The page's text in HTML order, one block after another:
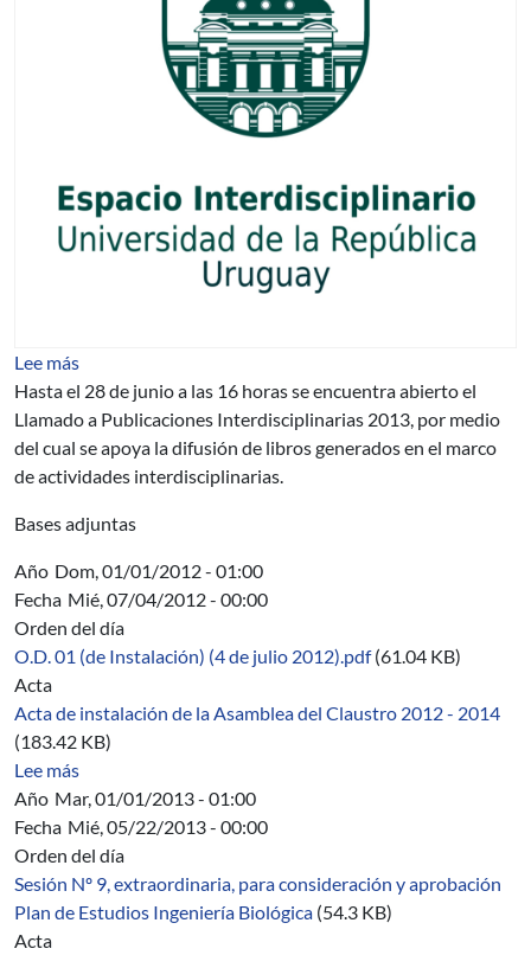
Lee mássobre Llamado a Publicaciones Interdisciplinarias 2013
Hasta el 28 de junio a las 16 horas se encuentra abierto el
Llamado a Publicaciones Interdisciplinarias 2013, por medio
del cual se apoya la difusión de libros generados en el marco
de actividades interdisciplinarias.
Bases adjuntas
Año Dom, 01/01/2012 - 01:00
Fecha Mié, 07/04/2012 - 00:00
Orden del día
O.D. 01 (de Instalación) (4 de julio 2012).pdf (61.04 KB)
Acta
Acta de instalación de la Asamblea del Claustro 2012 - 2014
(183.42 KB)
Lee mássobre 01/2012-2014
Año Mar, 01/01/2013 - 01:00
Fecha Mié, 05/22/2013 - 00:00
Orden del día
Sesión Nº 9, extraordinaria, para consideración y aprobación
Plan de Estudios Ingeniería Biológica (54.3 KB)
Acta